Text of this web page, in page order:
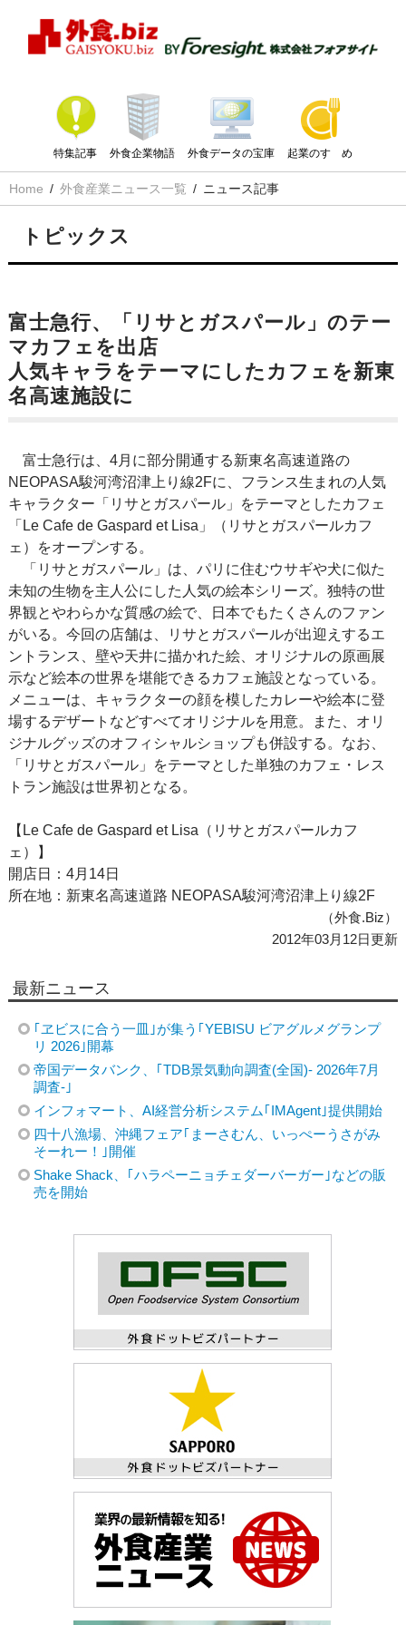
特集記事 外食企業物語 外食データの宝庫 起業のすゝめ
Home 外食産業ニュース一覧 ニュース記事
トピックス
富士急行、「リサとガスパール」のテー
マカフェを出店
人気キャラをテーマにしたカフェを新東
名高速施設に
富士急行は、4月に部分開通する新東名高速道路の
NEOPASA駿河湾沼津上り線2Fに、フランス生まれの人気
キャラクター「リサとガスパール」をテーマとしたカフェ
「Le Cafe de Gaspard et Lisa」（リサとガスパールカフ
ェ）をオープンする。
「リサとガスパール」は、パリに住むウサギや犬に似た
未知の生物を主人公にした人気の絵本シリーズ。独特の世
界観とやわらかな質感の絵で、日本でもたくさんのファン
がいる。今回の店舗は、リサとガスパールが出迎えするエ
ントランス、壁や天井に描かれた絵、オリジナルの原画展
示など絵本の世界を堪能できるカフェ施設となっている。
メニューは、キャラクターの顔を模したカレーや絵本に登
場するデザートなどすべてオリジナルを用意。また、オリ
ジナルグッズのオフィシャルショップも併設する。なお、
「リサとガスパール」をテーマとした単独のカフェ・レス
トラン施設は世界初となる。
【Le Cafe de Gaspard et Lisa（リサとガスパールカフ
ェ）】
開店日：4月14日
所在地：新東名高速道路 NEOPASA駿河湾沼津上り線2F
（外食.Biz）
2012年03月12日更新
最新ニュース
｢ヱビスに合う一皿｣が集う｢YEBISU ビアグルメグランプ
リ 2026｣開幕
帝国データバンク、｢TDB景気動向調査(全国)- 2026年7月
調査-｣
インフォマート、AI経営分析システム｢IMAgent｣提供開始
四十八漁場、沖縄フェア｢まーさむん、いっぺーうさがみ
そーれー！｣開催
Shake Shack、｢ハラペーニョチェダーバーガー｣などの販
売を開始